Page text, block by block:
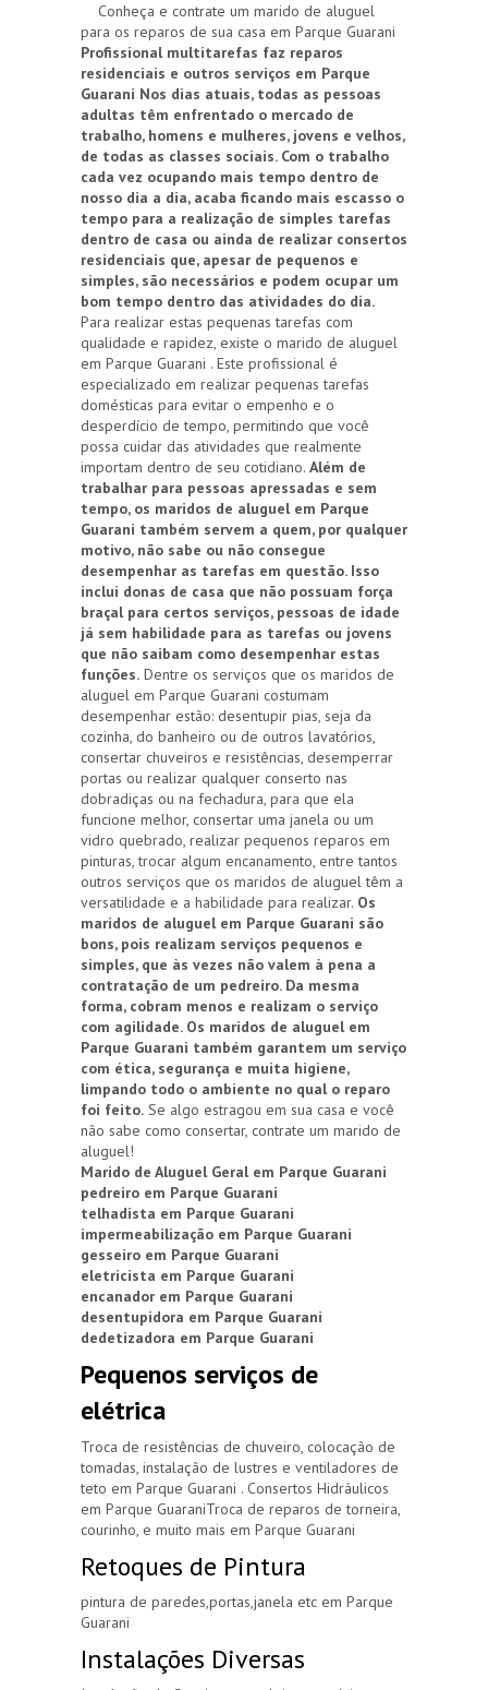
Conheça e contrate um marido de aluguel
para os reparos de sua casa em Parque Guarani
Profissional multitarefas faz reparos
residenciais e outros serviços em Parque
Guarani Nos dias atuais, todas as pessoas
adultas têm enfrentado o mercado de
trabalho, homens e mulheres, jovens e velhos,
de todas as classes sociais. Com o trabalho
cada vez ocupando mais tempo dentro de
nosso dia a dia, acaba ficando mais escasso o
tempo para a realização de simples tarefas
dentro de casa ou ainda de realizar consertos
residenciais que, apesar de pequenos e
simples, são necessários e podem ocupar um
bom tempo dentro das atividades do dia.
Para realizar estas pequenas tarefas com
qualidade e rapidez, existe o marido de aluguel
em Parque Guarani . Este profissional é
especializado em realizar pequenas tarefas
domésticas para evitar o empenho e o
desperdício de tempo, permitindo que você
possa cuidar das atividades que realmente
importam dentro de seu cotidiano. Além de
trabalhar para pessoas apressadas e sem
tempo, os maridos de aluguel em Parque
Guarani também servem a quem, por qualquer
motivo, não sabe ou não consegue
desempenhar as tarefas em questão. Isso
inclui donas de casa que não possuam força
braçal para certos serviços, pessoas de idade
já sem habilidade para as tarefas ou jovens
que não saibam como desempenhar estas
funções. Dentre os serviços que os maridos de
aluguel em Parque Guarani costumam
desempenhar estão: desentupir pias, seja da
cozinha, do banheiro ou de outros lavatórios,
consertar chuveiros e resistências, desemperrar
portas ou realizar qualquer conserto nas
dobradiças ou na fechadura, para que ela
funcione melhor, consertar uma janela ou um
vidro quebrado, realizar pequenos reparos em
pinturas, trocar algum encanamento, entre tantos
outros serviços que os maridos de aluguel têm a
versatilidade e a habilidade para realizar. Os
maridos de aluguel em Parque Guarani são
bons, pois realizam serviços pequenos e
simples, que às vezes não valem à pena a
contratação de um pedreiro. Da mesma
forma, cobram menos e realizam o serviço
com agilidade. Os maridos de aluguel em
Parque Guarani também garantem um serviço
com ética, segurança e muita higiene,
limpando todo o ambiente no qual o reparo
foi feito. Se algo estragou em sua casa e você
não sabe como consertar, contrate um marido de
aluguel!
Marido de Aluguel Geral em Parque Guarani
pedreiro em Parque Guarani
telhadista em Parque Guarani
impermeabilização em Parque Guarani
gesseiro em Parque Guarani
eletricista em Parque Guarani
encanador em Parque Guarani
desentupidora em Parque Guarani
dedetizadora em Parque Guarani
Pequenos serviços de
elétrica
Troca de resistências de chuveiro, colocação de
tomadas, instalação de lustres e ventiladores de
teto em Parque Guarani . Consertos Hidráulicos
em Parque GuaraniTroca de reparos de torneira,
courinho, e muito mais em Parque Guarani
Retoques de Pintura
pintura de paredes,portas,janela etc em Parque
Guarani
Instalações Diversas